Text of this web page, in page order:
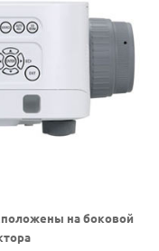
на боковой